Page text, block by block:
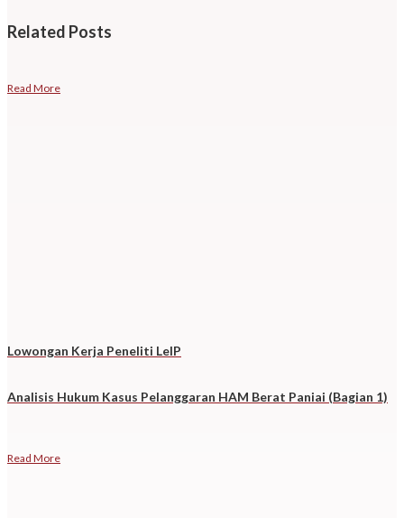
Related Posts
Read More
Lowongan Kerja Peneliti LeIP
Analisis Hukum Kasus Pelanggaran HAM Berat Paniai (Bagian 1)
Read More